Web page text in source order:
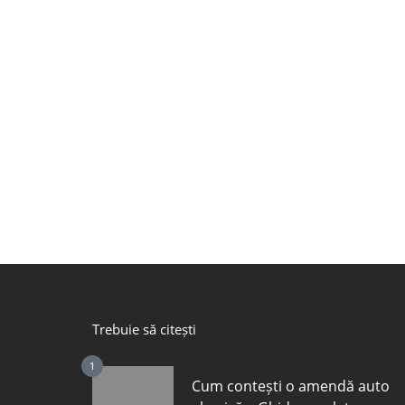
Trebuie să citești
1
Cum contești o amendă auto